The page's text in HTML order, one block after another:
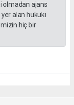
olmadan ajans
alan hukuki
hiç bir